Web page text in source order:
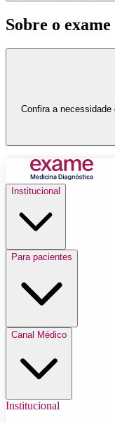
Sobre o exame
Confira a
Institucional
Para pacientes
Canal Médico
Institucional